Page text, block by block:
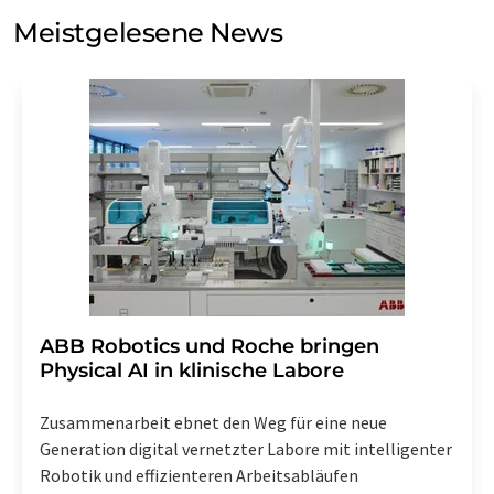
Meinungsforschung per E-Mail kontaktieren. Ihre
Einwilligung können Sie jederzeit ohne Angabe von
Str. 2, 12489 Berlin oder per E-Mail unter
widerruf@lumitos.commit Wirkung für die Zukunft
widerrufen. Zudem ist in jeder E-Mail ein Link zur
Abbestellung des entsprechenden Newsletters
enthalten.
Meistgelesene News
​​​​​​​ABB Robotics und Roche bringen
Physical AI in klinische Labore
Zusammenarbeit ebnet den Weg für eine neue
Generation digital vernetzter Labore mit intelligenter
Robotik und effizienteren Arbeitsabläufen